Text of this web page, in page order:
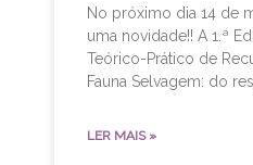
No próximo dia 14 de
uma novidade!! A 1.ª
Teórico-Prático de
Fauna Selvagem: do
LER MAIS »